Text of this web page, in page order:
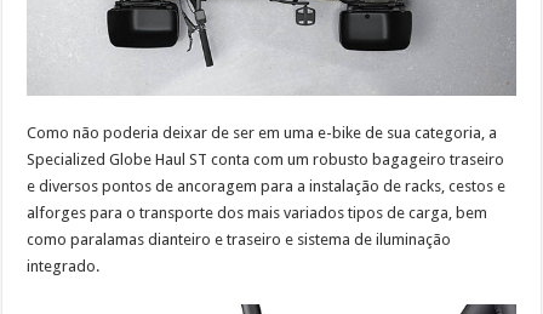
Como não poderia deixar de ser em uma e-bike de sua categoria, a
Specialized Globe Haul ST conta com um robusto bagageiro traseiro
e diversos pontos de ancoragem para a instalação de racks, cestos e
alforges para o transporte dos mais variados tipos de carga, bem
como paralamas dianteiro e traseiro e sistema de iluminação
integrado.